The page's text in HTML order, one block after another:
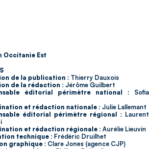
Occitanie Est
de la publication : Thierry Dauxois
de la rédaction : Jérôme Guilbert
éditorial périmètre national : Sofia
et rédaction nationale : Julie Lallemant
éditorial périmètre régional : Laurent
et rédaction régionale : Aurélie Lieuvin
technique : Frédéric Druilhet
graphique : Clare Jones (agence CJP)